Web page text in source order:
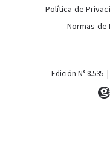
Política de
Normas de
Edición N° 8.535